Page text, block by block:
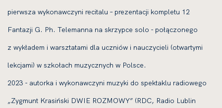
pierwsza wykonawczyni recitalu – prezentacji kompletu 12
Fantazji G. Ph. Telemanna na skrzypce solo - połączonego
z wykładem i warsztatami dla uczniów i nauczycieli (otwartymi
lekcjami) w szkołach muzycznych w Polsce.
2023 - autorka i wykonawczyni muzyki do spektaklu radiowego
„Zygmunt Krasiński DWIE ROZMOWY” (RDC, Radio Lublin